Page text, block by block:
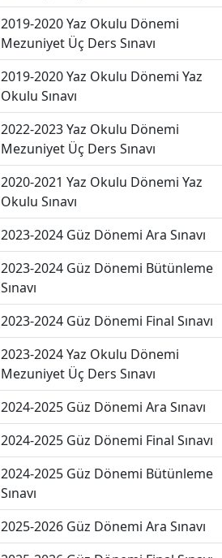
2019-2020 Yaz Okulu Dönemi
Mezuniyet Üç Ders Sınavı
2019-2020 Yaz Okulu Dönemi Yaz
Okulu Sınavı
2022-2023 Yaz Okulu Dönemi
Mezuniyet Üç Ders Sınavı
2020-2021 Yaz Okulu Dönemi Yaz
Okulu Sınavı
2023-2024 Güz Dönemi Ara Sınavı
2023-2024 Güz Dönemi Bütünleme
Sınavı
2023-2024 Güz Dönemi Final Sınavı
2023-2024 Yaz Okulu Dönemi
Mezuniyet Üç Ders Sınavı
2024-2025 Güz Dönemi Ara Sınavı
2024-2025 Güz Dönemi Final Sınavı
2024-2025 Güz Dönemi Bütünleme
Sınavı
2025-2026 Güz Dönemi Ara Sınavı